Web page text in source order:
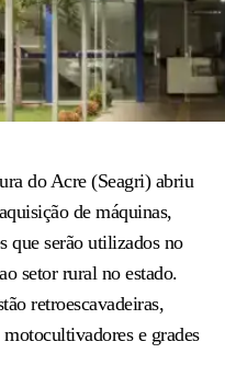
do Acre (Seagri) abriu
de máquinas,
que serão utilizados no
setor rural no estado.
retroescavadeiras,
e grades